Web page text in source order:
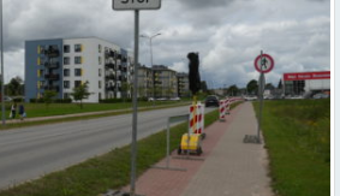
ierobežojumi Matīšu šosejā
darbus